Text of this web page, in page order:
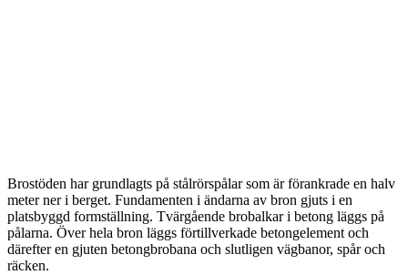
Brostöden har grundlagts på stålrörspålar som är förankrade en halv
meter ner i berget. Fundamenten i ändarna av bron gjuts i en
platsbyggd formställning. Tvärgående brobalkar i betong läggs på
pålarna. Över hela bron läggs förtillverkade betongelement och
därefter en gjuten betongbrobana och slutligen vägbanor, spår och
räcken.